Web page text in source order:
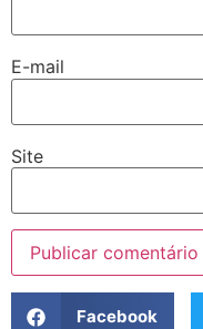
E-mail
Site
Facebook